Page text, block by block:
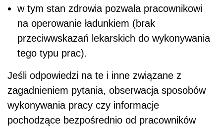
w tym stan zdrowia pozwala pracownikowi
na operowanie ładunkiem (brak
przeciwwskazań lekarskich do wykonywania
tego typu prac).
Jeśli odpowiedzi na te i inne związane z
zagadnieniem pytania, obserwacja sposobów
wykonywania pracy czy informacje
pochodzące bezpośrednio od pracowników